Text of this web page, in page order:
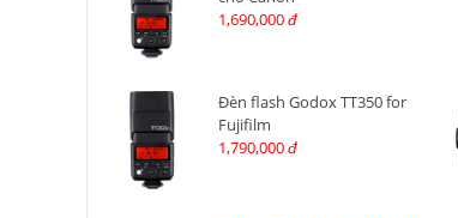
1,690,000 đ
Đèn flash Godox TT350 for
Fujifilm
1,790,000 đ